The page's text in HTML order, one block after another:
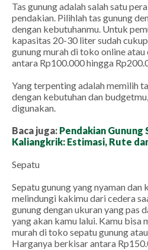
Tas gunung adalah salah satu
pendakian. Pilihlah tas gunung
dengan kebutuhanmu. Untuk
kapasitas 20-30 liter sudah
gunung murah di toko online
antara Rp100.000 hingga
Yang terpenting adalah memilih
dengan kebutuhan dan
digunakan.
Baca juga: Pendakian Gunung
Kaliangkrik: Estimasi, Rute
Sepatu
Sepatu gunung yang nyaman
melindungi kakimu dari cedera
gunung dengan ukuran yang pas
yang akan kamu lalui. Kamu bisa
murah di toko sepatu gunung
Harganya berkisar antara